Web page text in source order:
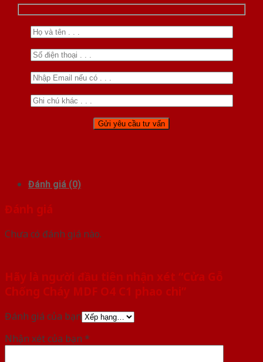
Đánh giá (0)
Đánh giá
Chưa có đánh giá nào.
Hãy là người đầu tiên nhận xét “Cửa Gỗ
Chống Cháy MDF O4 C1 phao chi”
Đánh giá của bạn
Nhận xét của bạn *